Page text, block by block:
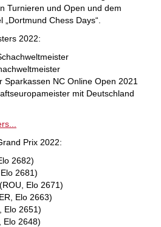
Turnieren und Open und dem
Chess Days“.
2022:
Sparkassen NC Online Open 2021
mit Deutschland
Prix 2022:
2682)
2681)
Elo 2671)
Elo 2663)
Elo 2651)
Elo 2648)